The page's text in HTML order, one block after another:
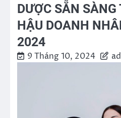
DƯỢC SẴN
HẬU DOANH
2024
9 Tháng 10, 2024